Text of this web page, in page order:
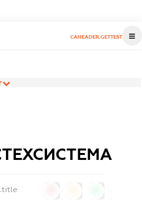
CAHEADER.GETTEST